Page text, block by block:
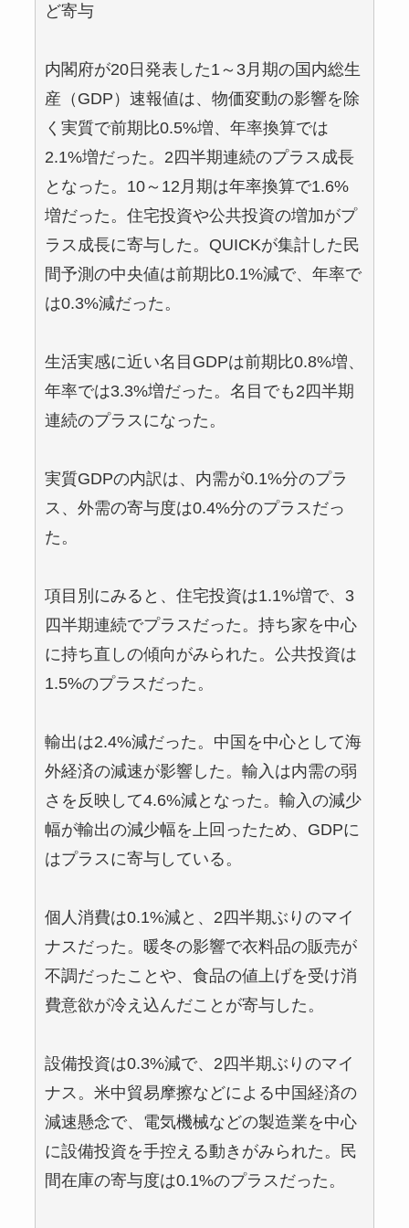
ど寄与
内閣府が20日発表した1～3月期の国内総生
産（GDP）速報値は、物価変動の影響を除
く実質で前期比0.5%増、年率換算では
2.1%増だった。2四半期連続のプラス成長
となった。10～12月期は年率換算で1.6%
増だった。住宅投資や公共投資の増加がプ
ラス成長に寄与した。QUICKが集計した民
間予測の中央値は前期比0.1%減で、年率で
は0.3%減だった。
生活実感に近い名目GDPは前期比0.8%増、
年率では3.3%増だった。名目でも2四半期
連続のプラスになった。
実質GDPの内訳は、内需が0.1%分のプラ
ス、外需の寄与度は0.4%分のプラスだっ
た。
項目別にみると、住宅投資は1.1%増で、3
四半期連続でプラスだった。持ち家を中心
に持ち直しの傾向がみられた。公共投資は
1.5%のプラスだった。
輸出は2.4%減だった。中国を中心として海
外経済の減速が影響した。輸入は内需の弱
さを反映して4.6%減となった。輸入の減少
幅が輸出の減少幅を上回ったため、GDPに
はプラスに寄与している。
個人消費は0.1%減と、2四半期ぶりのマイ
ナスだった。暖冬の影響で衣料品の販売が
不調だったことや、食品の値上げを受け消
費意欲が冷え込んだことが寄与した。
設備投資は0.3%減で、2四半期ぶりのマイ
ナス。米中貿易摩擦などによる中国経済の
減速懸念で、電気機械などの製造業を中心
に設備投資を手控える動きがみられた。民
間在庫の寄与度は0.1%のプラスだった。